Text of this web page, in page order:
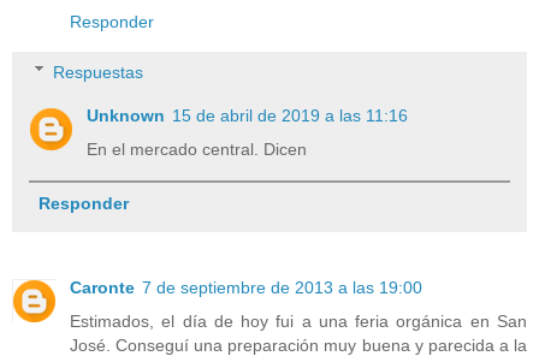
Responder
Respuestas
Unknown 15 de abril de 2019 a las 11:16
En el mercado central. Dicen
Responder
Caronte 7 de septiembre de 2013 a las 19:00
Estimados, el día de hoy fui a una feria orgánica en San
José. Conseguí una preparación muy buena y parecida a la